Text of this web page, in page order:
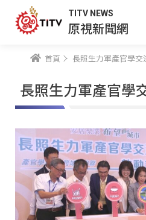
TITV NEWS
原視新聞網
首頁 長照生力軍產官學交
長照生力軍產官學